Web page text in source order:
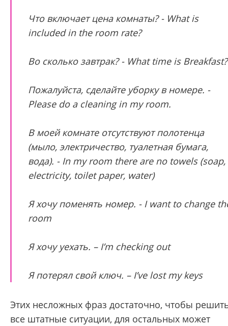
Что включает цена комнаты? - What is
included in the room rate?
Во сколько завтрак? - What time is Breakfast?
Пожалуйста, сделайте уборку в номере. -
Please do a cleaning in my room.
В моей комнате отсутствуют полотенца
(мыло, электричество, туалетная бумага,
вода). - In my room there are no towels (soap,
electricity, toilet paper, water)
Я хочу поменять номер. - I want to change
room
Я хочу уехать. – I’m checking out
Я потерял свой ключ. – I’ve lost my keys
Этих несложных фраз достаточно, чтобы
все штатные ситуации, для остальных может